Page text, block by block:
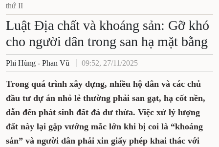
thứ II
Luật Địa chất và khoáng sản: Gỡ khó
cho người dân trong san hạ mặt bằng
Phi Hùng - Phan Vũ 09:52, 27/11/2025
Trong quá trình xây dựng, nhiều hộ dân và các chủ
đầu tư dự án nhỏ lẻ thường phải san gạt, hạ cốt nền,
dẫn đến phát sinh đất đá dư thừa. Việc xử lý lượng
đất này lại gặp vướng mắc lớn khi bị coi là “khoáng
sản” và người dân phải xin giấy phép khai thác với